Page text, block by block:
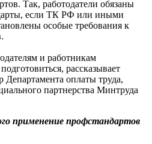
Так, работодатели обязаны
если ТК РФ или иными
особые требования к
и работникам
рассказывает
оплаты труда,
партнерства Минтруда
применение профстандартов